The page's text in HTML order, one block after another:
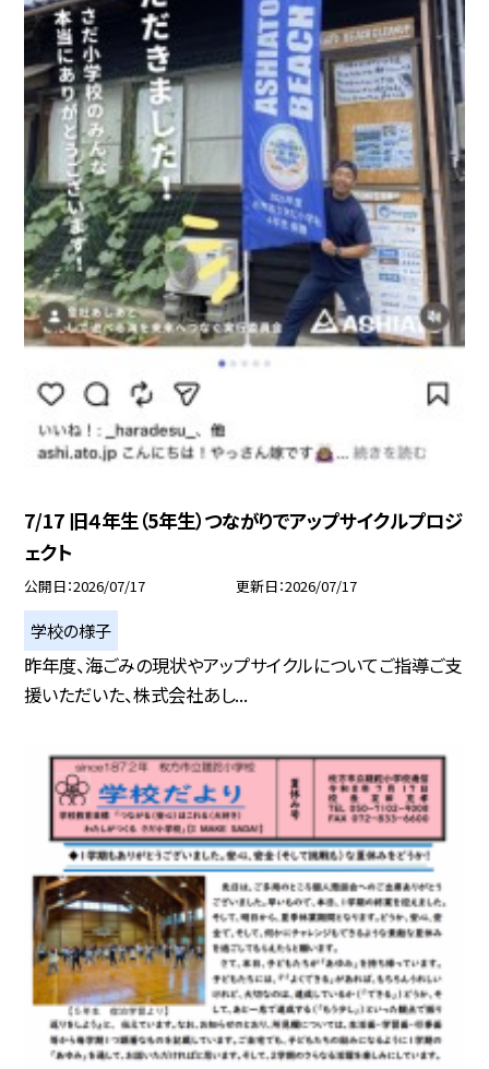
7/17 旧４年生（5年生）つながりでアップサイクルプロジ
ェクト
公開日 2026/07/17 更新日 2026/07/17
学校の様子
昨年度、海ごみの現状やアップサイクルについてご指導ご支
援いただいた、株式会社あし...